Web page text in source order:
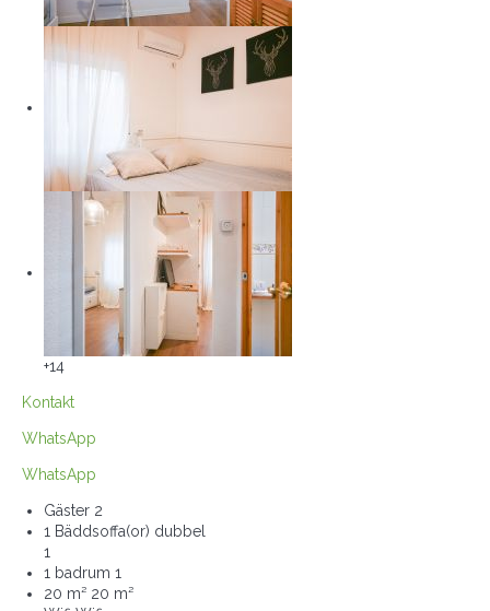
+14
Kontakt
WhatsApp
WhatsApp
Gäster 2
1 Bäddsoffa(or) dubbel
1
1 badrum 1
20 m² 20 m²